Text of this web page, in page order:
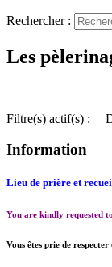
Rechercher :
Les
Filtre(s) actif(s) :
Information
Lieu de prière et
You are kindly requested
Vous êtes prie de